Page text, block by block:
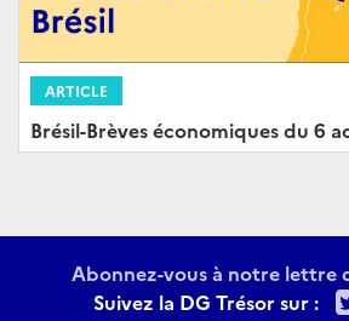
ARTICLE
Brésil-Brèves économiques du 6
Abonnez-vous à notre lettre
Suivez la DG Trésor sur :